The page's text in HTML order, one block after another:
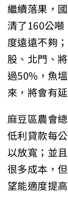
繼續落果，
清了160公
度遠遠不夠
股、北門、
過50%，魚
來，將會有
麻豆區農會
低利貸款每
以放寬；並
很多成本，
望能適度提